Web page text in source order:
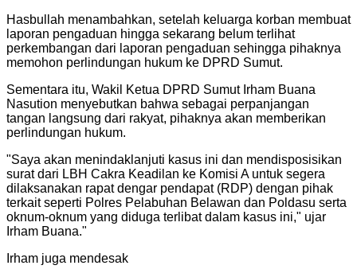
Hasbullah menambahkan, setelah keluarga korban membuat
laporan pengaduan hingga sekarang belum terlihat
perkembangan dari laporan pengaduan sehingga pihaknya
memohon perlindungan hukum ke DPRD Sumut.
Sementara itu, Wakil Ketua DPRD Sumut Irham Buana
Nasution menyebutkan bahwa sebagai perpanjangan
tangan langsung dari rakyat, pihaknya akan memberikan
perlindungan hukum.
"Saya akan menindaklanjuti kasus ini dan mendisposisikan
surat dari LBH Cakra Keadilan ke Komisi A untuk segera
dilaksanakan rapat dengar pendapat (RDP) dengan pihak
terkait seperti Polres Pelabuhan Belawan dan Poldasu serta
oknum-oknum yang diduga terlibat dalam kasus ini," ujar
Irham Buana."
Irham juga mendesak